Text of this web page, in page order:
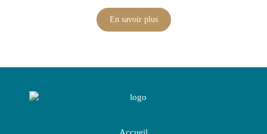
En savoir plus
Accueil